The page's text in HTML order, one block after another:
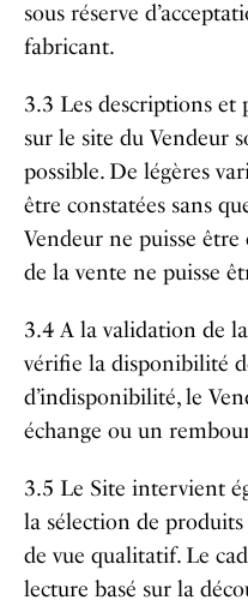
sous réserve
fabricant.
3.3 Les descriptions et
sur le site du Vendeur
possible. De légères
être constatées sans
Vendeur ne puisse
de la vente ne puisse
3.4 A la validation de
vérifie la disponibilité
d’indisponibilité, le
échange ou un
3.5 Le Site intervient
la sélection de
de vue qualitatif. Le
lecture basé sur la